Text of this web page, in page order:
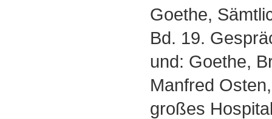
Goethe,
Bd. 19.
und: Goethe,
Manfred
großes